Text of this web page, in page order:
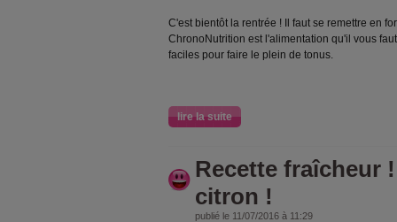
C'est bientôt la rentrée ! Il faut se remettre en
ChronoNutrition est l'alimentation qu'il vous
faciles pour faire le plein de tonus.
lire la suite
Recette fraîcheur
citron !
publié le 11/07/2016 à 11:29